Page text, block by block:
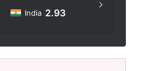
India 2.93